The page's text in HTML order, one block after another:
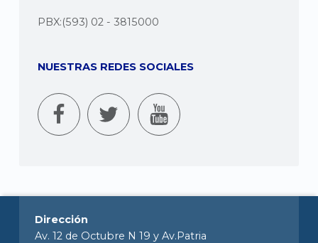
PBX:(593) 02 - 3815000
NUESTRAS REDES SOCIALES
Dirección
Av. 12 de Octubre N 19 y Av.Patria